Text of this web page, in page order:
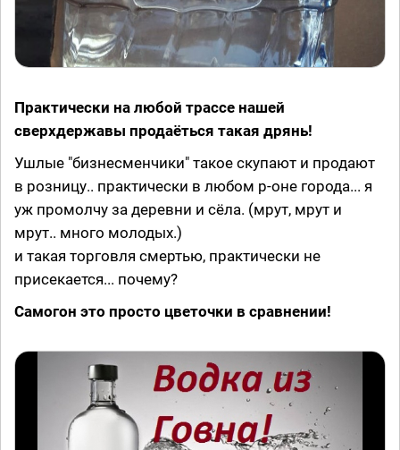
Практически на любой трассе нашей
сверхдержавы продаёться такая дрянь!
Ушлые "бизнесменчики" такое скупают и продают
в розницу.. практически в любом р-оне города... я
уж промолчу за деревни и сёла. (мрут, мрут и
мрут.. много молодых.)
и такая торговля смертью, практически не
присекается... почему?
Самогон это просто цветочки в сравнении!